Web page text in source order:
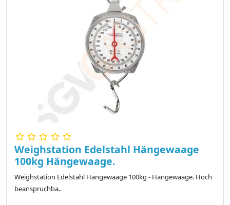
Weighstation Edelstahl Hängewaage
100kg Hängewaage.
Weighstation Edelstahl Hängewaage 100kg - Hängewaage. Hoch
beanspruchba..